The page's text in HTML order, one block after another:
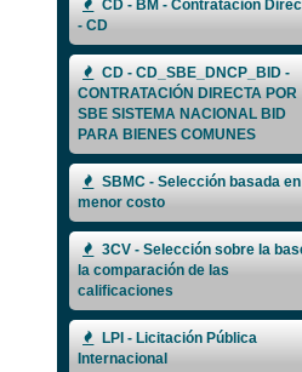
CD - BM - Contratación
- CD
CD - CD_SBE_DNCP_BID -
CONTRATACIÓN DIRECTA POR
SBE SISTEMA NACIONAL BID
PARA BIENES COMUNES
SBMC - Selección basada en
menor costo
3CV - Selección sobre la
la comparación de las
calificaciones
LPI - Licitación Pública
Internacional